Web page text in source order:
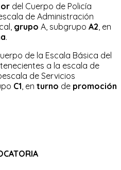
del Cuerpo de Policía
de Administración
grupo A, subgrupo A2 , en
.
de la Escala Básica del
a la escala de
de Servicios
C1 , en turno de promoción